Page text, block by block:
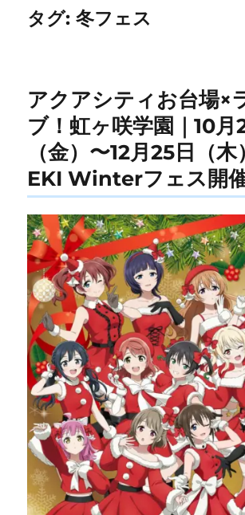
タグ:冬フェス
アクアシティお台場×
ブ！虹ヶ咲学園｜10月
（金）〜12月25日（
EKI Winterフェス開催